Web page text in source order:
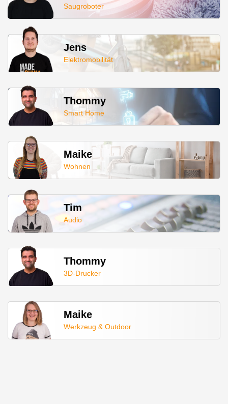
Saugroboter
Jens
Elektromobilität
Thommy
Smart Home
Maike
Wohnen
Tim
Audio
Thommy
3D-Drucker
Maike
Werkzeug & Outdoor